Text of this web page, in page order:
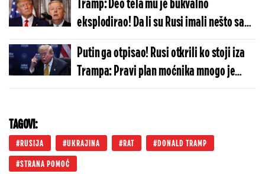
Tramp: Deo tela mu je bukvalno
eksplodirao! Da li su Rusi imali nešto sa
smrću Lindzija Grejema? Predsednik SAD
konačno progovorio
Putin ga otpisao! Rusi otkrili ko stoji iza
Trampa: Pravi plan moćnika mnogo je
opasniji za Moskvu - ovo je spremila elita
TAGOVI:
RUSIJA UKRAJINA RAT DONALD TRAMP
STRANA POMOĆ